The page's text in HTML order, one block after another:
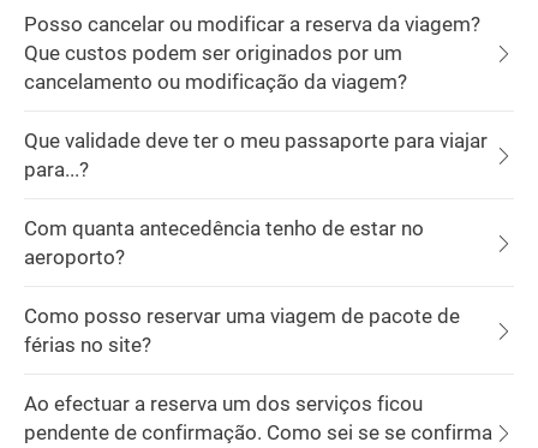
Posso cancelar ou modificar a reserva da viagem?
Que custos podem ser originados por um
cancelamento ou modificação da viagem?
Que validade deve ter o meu passaporte para viajar
para...?
Com quanta antecedência tenho de estar no
aeroporto?
Como posso reservar uma viagem de pacote de
férias no site?
Ao efectuar a reserva um dos serviços ficou
pendente de confirmação. Como sei se se confirma